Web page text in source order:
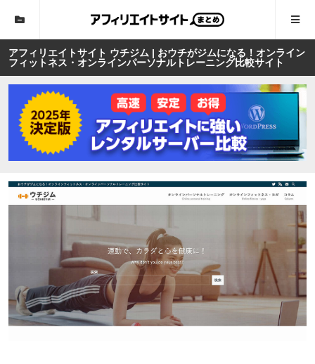
アフィリエイトサイト ウチジム | おウチがジムになる！オンライン
フィットネス・オンラインパーソナルトレーニング比較サイト